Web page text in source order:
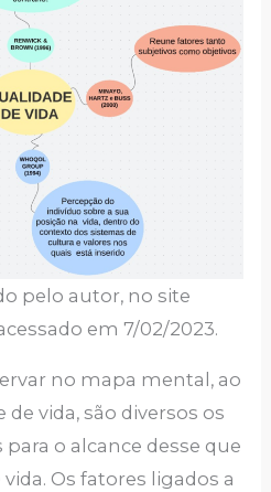
pelo autor, no site
em 7/02/2023.
no mapa mental, ao
vida, são diversos os
o alcance desse que
Os fatores ligados a